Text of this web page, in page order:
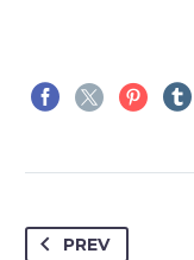
PREV